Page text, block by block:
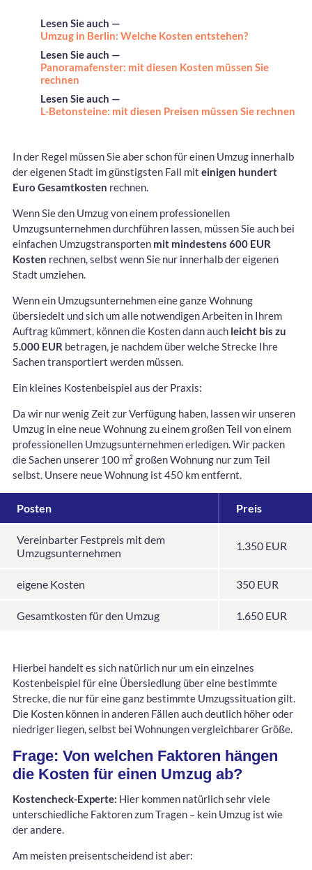
Lesen Sie auch —
Umzug in Berlin: Welche Kosten entstehen?
Lesen Sie auch —
Panoramafenster: mit diesen Kosten müssen Sie
rechnen
Lesen Sie auch —
L-Betonsteine: mit diesen Preisen müssen Sie rechnen
In der Regel müssen Sie aber schon für einen Umzug innerhalb
der eigenen Stadt im günstigsten Fall mit einigen hundert
Euro Gesamtkosten rechnen.
Wenn Sie den Umzug von einem professionellen
Umzugsunternehmen durchführen lassen, müssen Sie auch bei
einfachen Umzugstransporten mit mindestens 600 EUR
Kosten rechnen, selbst wenn Sie nur innerhalb der eigenen
Stadt umziehen.
Wenn ein Umzugsunternehmen eine ganze Wohnung
übersiedelt und sich um alle notwendigen Arbeiten in Ihrem
Auftrag kümmert, können die Kosten dann auch leicht bis zu
5.000 EUR betragen, je nachdem über welche Strecke Ihre
Sachen transportiert werden müssen.
Ein kleines Kostenbeispiel aus der Praxis:
Da wir nur wenig Zeit zur Verfügung haben, lassen wir unseren
Umzug in eine neue Wohnung zu einem großen Teil von einem
professionellen Umzugsunternehmen erledigen. Wir packen
die Sachen unserer 100 m² großen Wohnung nur zum Teil
selbst. Unsere neue Wohnung ist 450 km entfernt.
Posten Preis
Vereinbarter Festpreis mit dem
Umzugsunternehmen
1.350 EUR
eigene Kosten 350 EUR
Gesamtkosten für den Umzug 1.650 EUR
Hierbei handelt es sich natürlich nur um ein einzelnes
Kostenbeispiel für eine Übersiedlung über eine bestimmte
Strecke, die nur für eine ganz bestimmte Umzugssituation gilt.
Die Kosten können in anderen Fällen auch deutlich höher oder
niedriger liegen, selbst bei Wohnungen vergleichbarer Größe.
Frage: Von welchen Faktoren hängen
die Kosten für einen Umzug ab?
Kostencheck-Experte: Hier kommen natürlich sehr viele
unterschiedliche Faktoren zum Tragen – kein Umzug ist wie
der andere.
Am meisten preisentscheidend ist aber: